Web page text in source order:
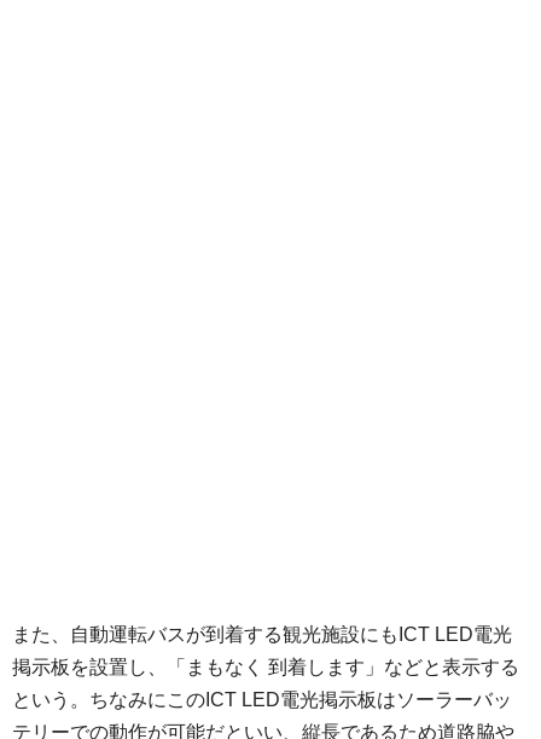
また、自動運転バスが到着する観光施設にもICT LED電光
掲示板を設置し、「まもなく 到着します」などと表示する
という。ちなみにこのICT LED電光掲示板はソーラーバッ
テリーでの動作が可能だといい、縦長であるため道路脇や